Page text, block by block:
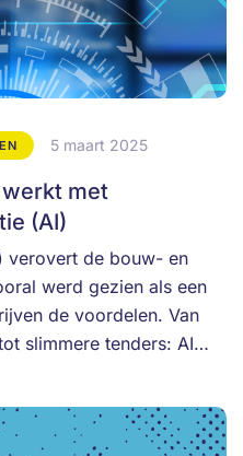
5 maart 2025
met
(AI)
verovert de bouw- en
werd gezien als een
de voordelen. Van
slimmere tenders: AI…